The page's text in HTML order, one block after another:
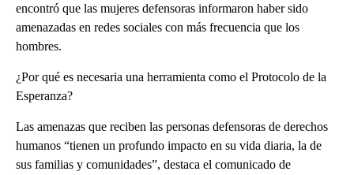
encontró que las mujeres defensoras informaron haber sido
amenazadas en redes sociales con más frecuencia que los
hombres.
¿Por qué es necesaria una herramienta como el Protocolo de la
Esperanza?
Las amenazas que reciben las personas defensoras de derechos
humanos “tienen un profundo impacto en su vida diaria, la de
sus familias y comunidades”, destaca el comunicado de